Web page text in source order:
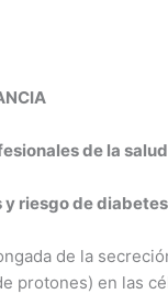
de la salud
riesgo de
de la
protones) en las